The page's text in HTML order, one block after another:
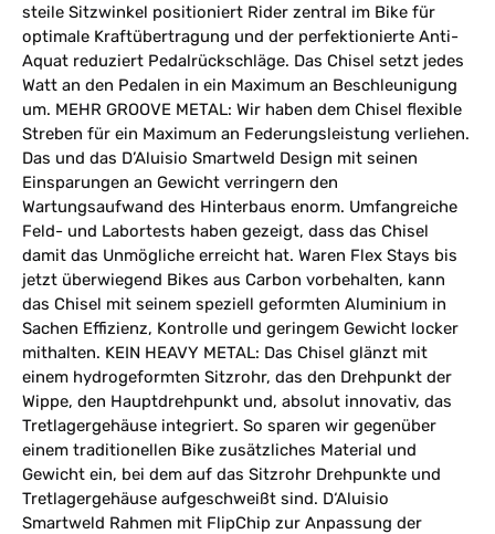
steile Sitzwinkel positioniert Rider zentral im Bike für
optimale Kraftübertragung und der perfektionierte Anti-
Aquat reduziert Pedalrückschläge. Das Chisel setzt jedes
Watt an den Pedalen in ein Maximum an Beschleunigung
um. MEHR GROOVE METAL: Wir haben dem Chisel flexible
Streben für ein Maximum an Federungsleistung verliehen.
Das und das D’Aluisio Smartweld Design mit seinen
Einsparungen an Gewicht verringern den
Wartungsaufwand des Hinterbaus enorm. Umfangreiche
Feld- und Labortests haben gezeigt, dass das Chisel
damit das Unmögliche erreicht hat. Waren Flex Stays bis
jetzt überwiegend Bikes aus Carbon vorbehalten, kann
das Chisel mit seinem speziell geformten Aluminium in
Sachen Effizienz, Kontrolle und geringem Gewicht locker
mithalten. KEIN HEAVY METAL: Das Chisel glänzt mit
einem hydrogeformten Sitzrohr, das den Drehpunkt der
Wippe, den Hauptdrehpunkt und, absolut innovativ, das
Tretlagergehäuse integriert. So sparen wir gegenüber
einem traditionellen Bike zusätzliches Material und
Gewicht ein, bei dem auf das Sitzrohr Drehpunkte und
Tretlagergehäuse aufgeschweißt sind. D‘Aluisio
Smartweld Rahmen mit FlipChip zur Anpassung der